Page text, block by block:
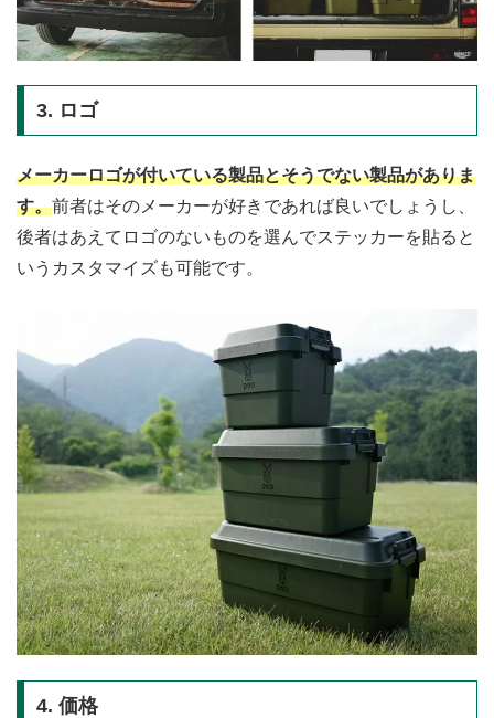
3. ロゴ
メーカーロゴが付いている製品とそうでない製品がありま
す。前者はそのメーカーが好きであれば良いでしょうし、
後者はあえてロゴのないものを選んでステッカーを貼ると
いうカスタマイズも可能です。
4. 価格